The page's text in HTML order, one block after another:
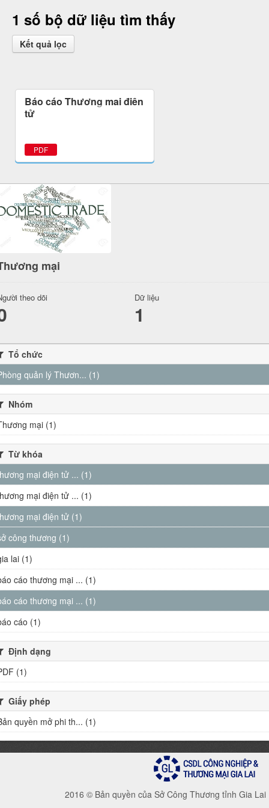
1 số bộ dữ liệu tìm thấy
Kết quả lọc
Báo cáo Thương mại điện
tử
PDF
mại
theo dõi Dữ liệu
1
Tổ chức
quản lý Thươn... (1)
Nhóm
mại (1)
Từ khóa
mại điện tử ... (1)
mại điện tử ... (1)
mại điện tử (1)
công thương (1)
lai (1)
cáo thương mại ... (1)
cáo thương mại ... (1)
cáo (1)
Định dạng
(1)
Giấy phép
quyền mở phi th... (1)
2016 © Bản quyền của Sở Công Thương tỉnh Gia Lai